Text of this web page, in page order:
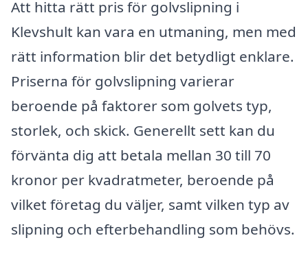
Att hitta rätt pris för golvslipning i
Klevshult kan vara en utmaning, men med
rätt information blir det betydligt enklare.
Priserna för golvslipning varierar
beroende på faktorer som golvets typ,
storlek, och skick. Generellt sett kan du
förvänta dig att betala mellan 30 till 70
kronor per kvadratmeter, beroende på
vilket företag du väljer, samt vilken typ av
slipning och efterbehandling som behövs.